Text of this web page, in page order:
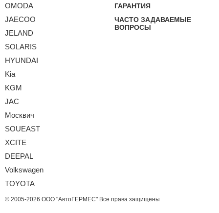
OMODA
JAECOO
JELAND
SOLARIS
HYUNDAI
Kia
KGM
JAC
Москвич
SOUEAST
XCITE
DEEPAL
Volkswagen
TOYOTA
ГАРАНТИЯ
ЧАСТО ЗАДАВАЕМЫЕ
ВОПРОСЫ
© 2005-2026 ООО "АвтоГЕРМЕС" Все права защищены